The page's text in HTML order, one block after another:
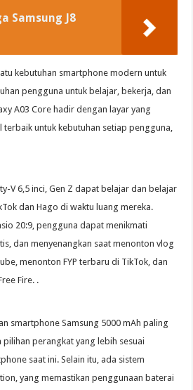
Samsung J8
kebutuhan smartphone modern untuk
pengguna untuk belajar, bekerja, dan
A03 Core hadir dengan layar yang
terbaik untuk kebutuhan setiap pengguna,
V 6,5 inci, Gen Z dapat belajar dan belajar
dan Hago di waktu luang mereka.
20:9, pengguna dapat menikmati
dan menyenangkan saat menonton vlog
menonton FYP terbaru di TikTok, dan
Fire. .
smartphone Samsung 5000 mAh paling
perangkat yang lebih sesuai
saat ini. Selain itu, ada sistem
yang memastikan penggunaan baterai